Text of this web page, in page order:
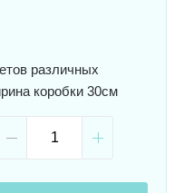
различных
коробки 30см